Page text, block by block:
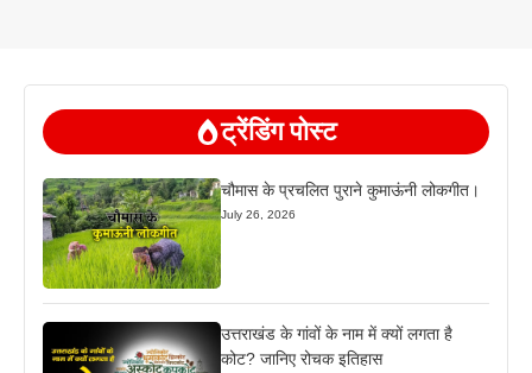
ट्रेंडिंग पोस्ट
चौमास के प्रचलित पुराने कुमाऊंनी लोकगीत।
July 26, 2026
उत्तराखंड के गांवों के नाम में क्यों लगता है
कोट? जानिए रोचक इतिहास